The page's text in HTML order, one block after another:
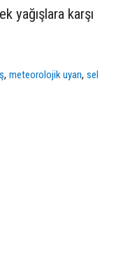
yağışlara karşı
,meteorolojik uyarı,sel